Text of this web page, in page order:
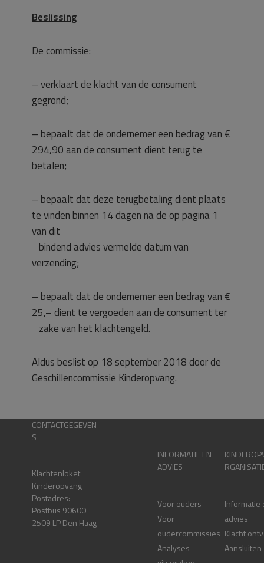
Beslissing
De commissie:
– verklaart de klacht van de consument
gegrond;
– bepaalt dat de ondernemer een bedrag van €
294,90 aan de consument dient terug te
betalen;
– bepaalt dat deze terugbetaling dient plaats
te vinden binnen 14 dagen na de op pagina 1
van dit
bindend advies vermelde datum van
verzending;
– bepaalt dat de ondernemer een bedrag van €
25,– dient te vergoeden aan de consument ter
zake van het klachtengeld.
Aldus beslist op 18 september 2018 door de
Geschillencommissie Kinderopvang.
CONTACTGEGEVEN
S
Klachtenloket
Kinderopvang
Postadres:
Postbus 90600
2509 LP Den Haag
INFORMATIE EN
ADVIES
Voor ouders
Voor
oudercommissies
Analyses
Informatie
advies
Klacht
Aansluiten